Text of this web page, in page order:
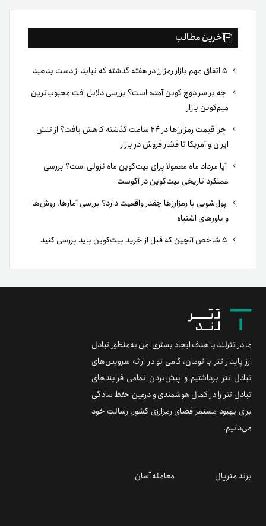
آخرین مطالب
چه بر سر دوج کوین آمده است؟ بررسی دلایل افت محبوب‌ترین
میم‌کوین بازار
چرا قیمت رمزارزها در ۲۴ ساعت گذشته کاهش یافت؟ از تنش
ایران و آمریکا تا فشار فروش در بازار
آیا مرداد ماه معمولا برای بیت‌کوین ماه نزولی است؟ بررسی
عملکرد تاریخی بیت‌کوین در آگوست
پول‌شویی با رمزارزها چقدر واقعیت دارد؟ بررسی آمارها، روش‌ها
و باورهای اشتباه
ما در تترلند با هدف ایجاد بستری امن به‌منظور تبادل
ارز پایدار تتر با تومان، گامی نو در ارائه سرویس‌های
تبادل تتر برداشتیم و پیش‌بردن تمامی فرایندهای
تبادل تتر را در کمال هوشمندی و درعین حفظ سادگی
برای بهبود مستمر فضای رمزارزی کشور، رسالت خود
می‌دانیم.
برند متریال معامله آسان